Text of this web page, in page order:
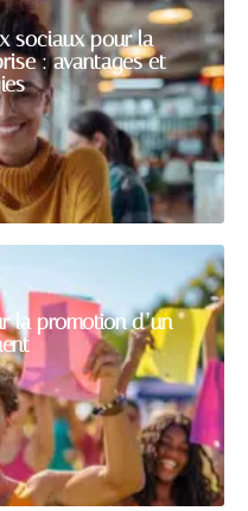
sociaux pour la
: avantages et
la promotion d’un